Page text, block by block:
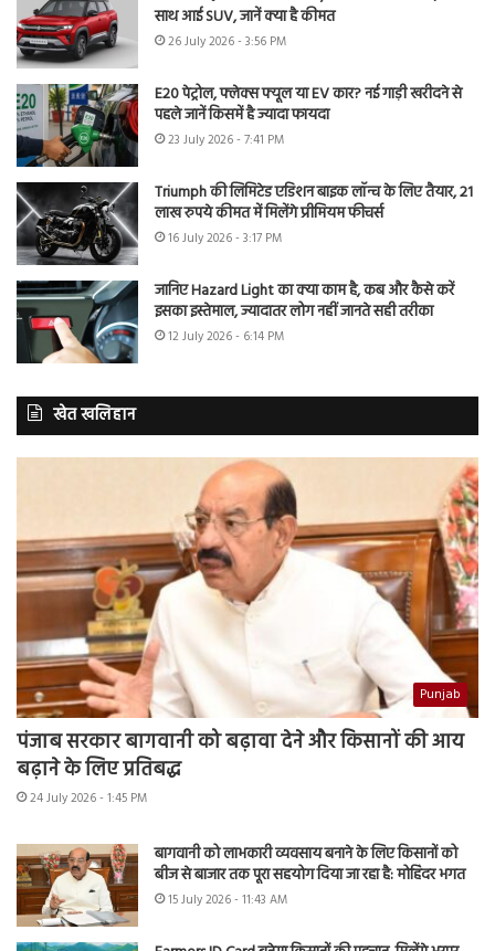
साथ आई SUV, जानें क्या है कीमत
26 July 2026 - 3:56 PM
E20 पेट्रोल, फ्लेक्स फ्यूल या EV कार? नई गाड़ी खरीदने से
पहले जानें किसमें है ज्यादा फायदा
23 July 2026 - 7:41 PM
Triumph की लिमिटेड एडिशन बाइक लॉन्च के लिए तैयार, 21
लाख रुपये कीमत में मिलेंगे प्रीमियम फीचर्स
16 July 2026 - 3:17 PM
जानिए Hazard Light का क्या काम है, कब और कैसे करें
इसका इस्तेमाल, ज्यादातर लोग नहीं जानते सही तरीका
12 July 2026 - 6:14 PM
खेत खलिहान
Punjab
पंजाब सरकार बागवानी को बढ़ावा देने और किसानों की आय
बढ़ाने के लिए प्रतिबद्ध
24 July 2026 - 1:45 PM
बागवानी को लाभकारी व्यवसाय बनाने के लिए किसानों को
बीज से बाजार तक पूरा सहयोग दिया जा रहा है: मोहिंदर भगत
15 July 2026 - 11:43 AM